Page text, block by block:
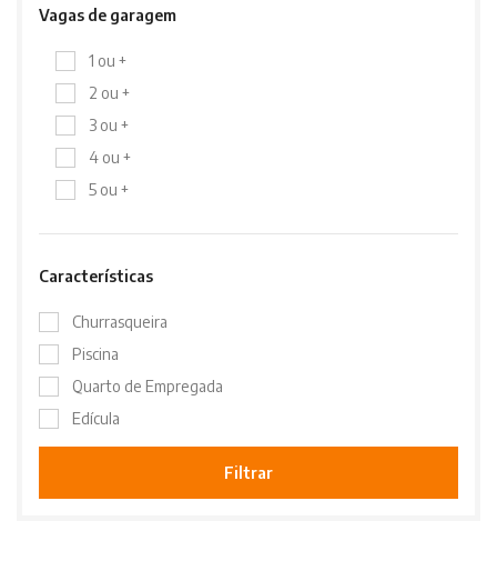
Vagas de garagem
1 ou +
2 ou +
3 ou +
4 ou +
5 ou +
Características
Churrasqueira
Piscina
Quarto de Empregada
Edícula
Filtrar